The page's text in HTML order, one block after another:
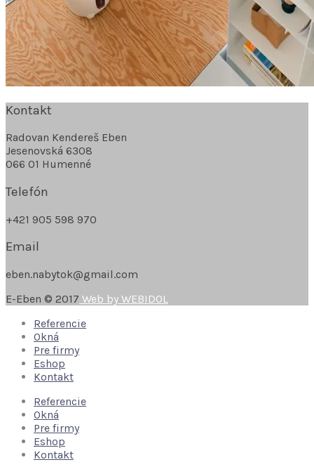
Kontakt
Radovan Kendereš Eben
Jesenovská 6308
066 01 Humenné
Telefón
+421 905 598 970
Email
eben.nabytok@gmail.com
E-Eben © 2017 Web by WEBIDOL
Referencie
Okná
Pre firmy
Eshop
Kontakt
Referencie
Okná
Pre firmy
Eshop
Kontakt